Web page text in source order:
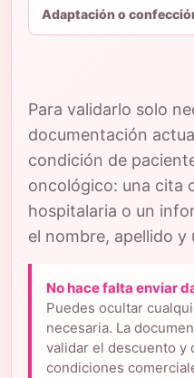
Adaptación o
Para validarlo solo
documentación
condición de
oncológico: una cita
hospitalaria o un
el nombre, apellido
No hace falta enviar
Puedes ocultar
necesaria. La
validar el descuento y
condiciones